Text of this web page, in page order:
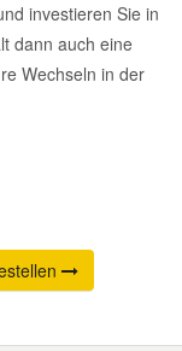
investieren Sie in
dann auch eine
Wechseln in der